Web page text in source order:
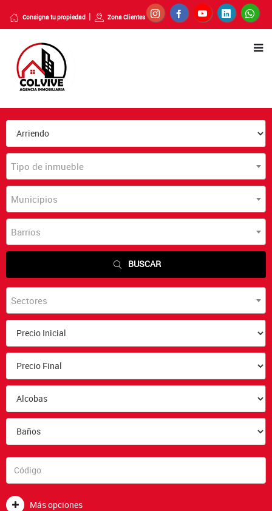
Consigna tu propiedad Zona Clientes
Tipo de inmueble
Municipios
Barrios
BUSCAR
Sectores
Más opciones